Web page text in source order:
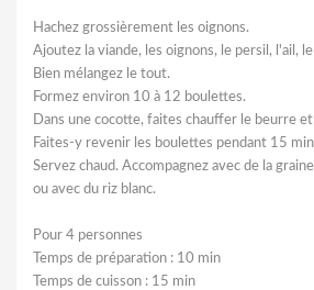
Hachez grossièrement les oignons.
Ajoutez la viande, les oignons, le persil, l'ail,
Bien mélangez le tout.
Formez environ 10 à 12 boulettes.
Dans une cocotte, faites chauffer le beurre
Faites-y revenir les boulettes pendant 15
Servez chaud. Accompagnez avec de la
ou avec du riz blanc.
Pour 4 personnes
Temps de préparation : 10 min
Temps de cuisson : 15 min